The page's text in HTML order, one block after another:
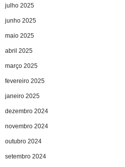
julho 2025
junho 2025
maio 2025
abril 2025
março 2025
fevereiro 2025
janeiro 2025
dezembro 2024
novembro 2024
outubro 2024
setembro 2024